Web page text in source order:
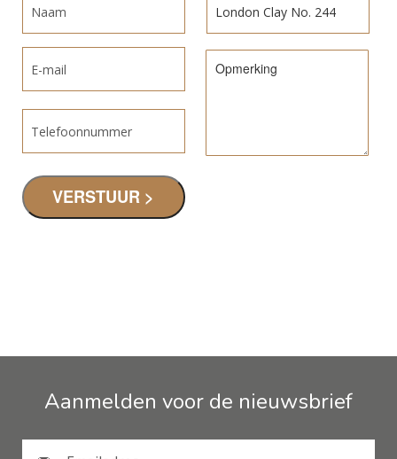
Aanmelden voor de nieuwsbrief